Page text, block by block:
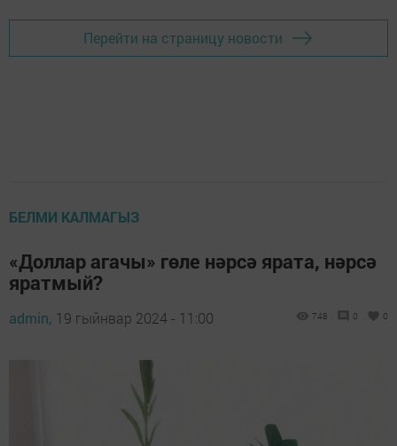
Перейти на страницу новости
БЕЛМИ КАЛМАГЫЗ
«Доллар агачы» гөле нәрсә ярата, нәрсә
яратмый?
admin, 19 гыйнвар 2024 - 11:00 748 0 0